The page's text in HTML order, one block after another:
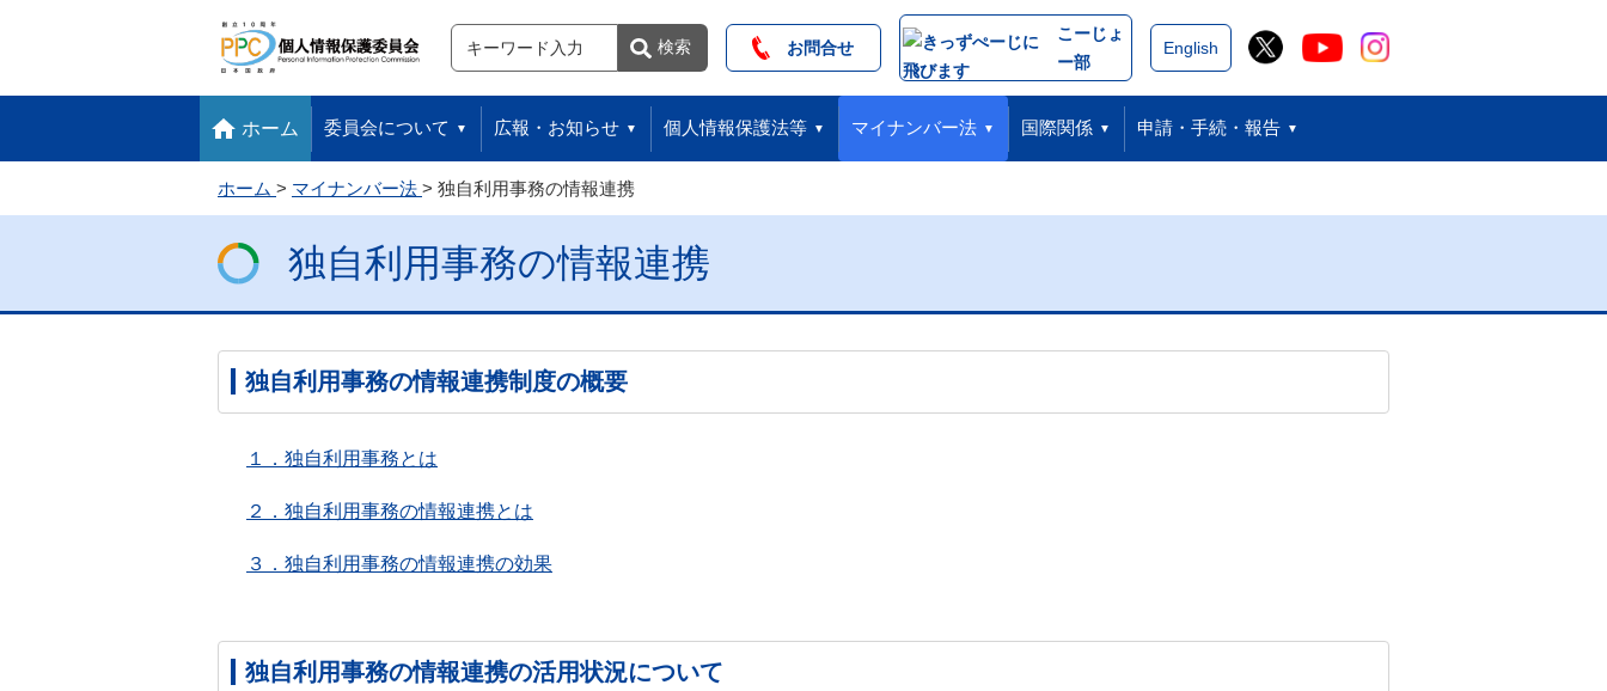
フッターへ移動します 閉じる
サイト内検索
検索 検索 お問合せ
こーじょ
ー部
English
ホーム 委員会について 広報・お知らせ 個人情報保護法等 マイナンバー法 国際関係 申請・手続・報告
ホーム マイナンバー法 独自利用事務の情報連携
独自利用事務の情報連携
独自利用事務の情報連携制度の概要
１．独自利用事務とは
２．独自利用事務の情報連携とは
３．独自利用事務の情報連携の効果
独自利用事務の情報連携の活用状況について